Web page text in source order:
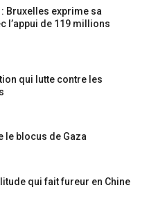
Bruxelles exprime sa
l’appui de 119 millions
qui lutte contre les
le blocus de Gaza
qui fait fureur en Chine